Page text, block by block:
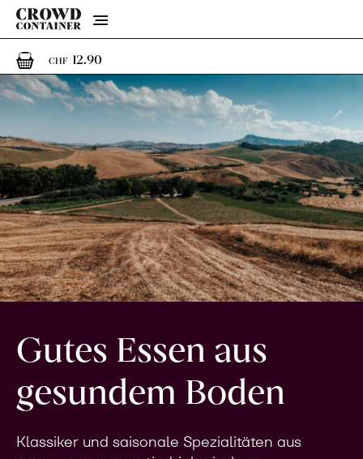
Menu
CHF 12.901 Artikel im Warenkorb
Gutes Essen aus
gesundem Boden
Klassiker und saisonale Spezialitäten aus